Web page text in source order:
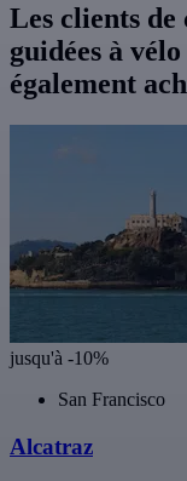
Les clients de
guidées à
également
jusqu'à -10%
San Francisco
Alcatraz